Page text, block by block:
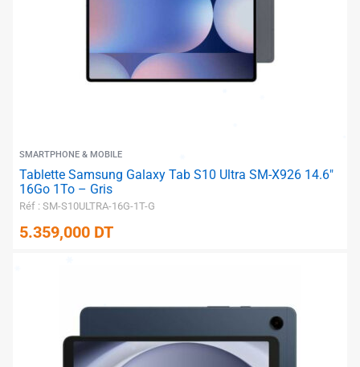
SMARTPHONE & MOBILE
Tablette Samsung Galaxy Tab S10 Ultra SM-X926 14.6″
16Go 1To – Gris
Réf : SM-S10ULTRA-16G-1T-G
5.359,000 DT